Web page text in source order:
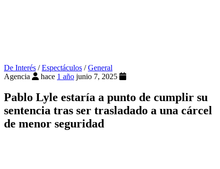
De Interés /Espectáculos /General
Agencia
hace 1 año junio 7, 2025
Pablo Lyle estaría a punto de cumplir su
sentencia tras ser trasladado a una cárcel
de menor seguridad